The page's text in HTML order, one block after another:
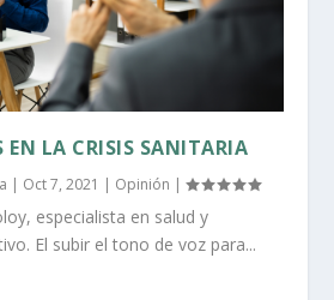
EN LA CRISIS SANITARIA
| Oct 7, 2021 | Opinión |
especialista en salud y
El subir el tono de voz para...